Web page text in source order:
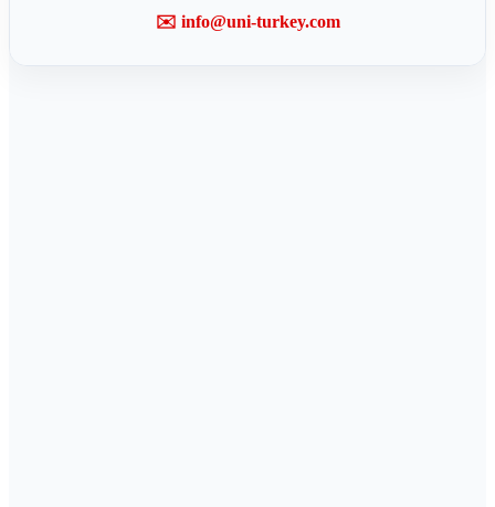
✉️ info@uni-turkey.com